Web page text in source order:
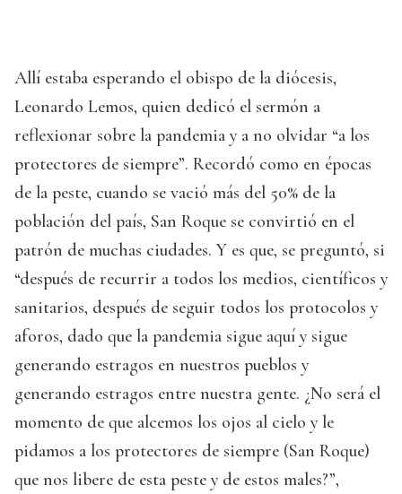
Allí estaba esperando el obispo de la diócesis,
Leonardo Lemos, quien dedicó el sermón a
reflexionar sobre la pandemia y a no olvidar “a los
protectores de siempre”. Recordó como en épocas
de la peste, cuando se vació más del 50% de la
población del país, San Roque se convirtió en el
patrón de muchas ciudades. Y es que, se preguntó, si
“después de recurrir a todos los medios, científicos y
sanitarios, después de seguir todos los protocolos y
aforos, dado que la pandemia sigue aquí y sigue
generando estragos en nuestros pueblos y
generando estragos entre nuestra gente. ¿No será el
momento de que alcemos los ojos al cielo y le
pidamos a los protectores de siempre (San Roque)
que nos libere de esta peste y de estos males?”,